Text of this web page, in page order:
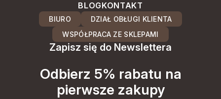
BLOGKONTAKT
BIURO
DZIAŁ OBŁUGI KLIENTA
WSPÓŁPRACA ZE SKLEPAMI
Zapisz się do Newslettera
Odbierz 5% rabatu na
pierwsze zakupy